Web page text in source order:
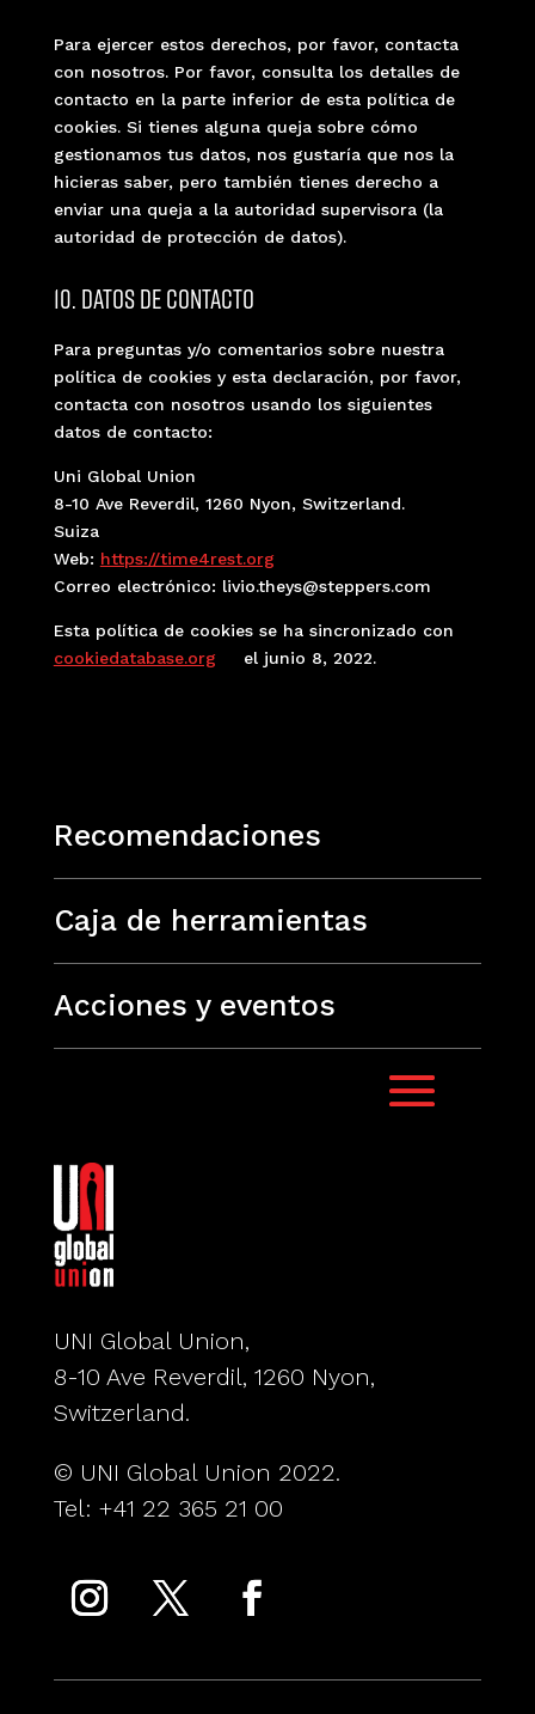
Para ejercer estos derechos, por favor, contacta
con nosotros. Por favor, consulta los detalles de
contacto en la parte inferior de esta política de
cookies. Si tienes alguna queja sobre cómo
gestionamos tus datos, nos gustaría que nos la
hicieras saber, pero también tienes derecho a
enviar una queja a la autoridad supervisora (la
autoridad de protección de datos).
10. Datos de contacto
Para preguntas y/o comentarios sobre nuestra
política de cookies y esta declaración, por favor,
contacta con nosotros usando los siguientes
datos de contacto:
Uni Global Union
8-10 Ave Reverdil, 1260 Nyon, Switzerland.
Suiza
Web: https://time4rest.org
Correo electrónico: livio.theys@steppers.com
Esta política de cookies se ha sincronizado con
cookiedatabase.org
el junio 8, 2022.
Recomendaciones
Caja de herramientas
Acciones y eventos
UNI Global Union,
8-10 Ave Reverdil, 1260 Nyon,
Switzerland.
© UNI Global Union 2022.
Tel: +41 22 365 21 00